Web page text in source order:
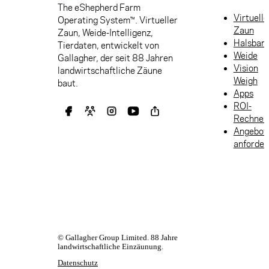
The eShepherd Farm
Operating System™. Virtueller
Zaun, Weide-Intelligenz,
Tierdaten, entwickelt von
Gallagher, der seit 88 Jahren
landwirtschaftliche Zäune
baut.
Zaun
Weide
Vision
Weigh
Apps
ROI-
Rechner
Angebot
© Gallagher Group Limited. 88 Jahre
landwirtschaftliche Einzäunung.
Datenschutz